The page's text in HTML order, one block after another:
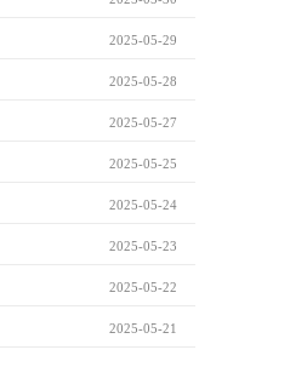
2025-05-29
2025-05-28
2025-05-27
2025-05-25
2025-05-24
2025-05-23
2025-05-22
2025-05-21